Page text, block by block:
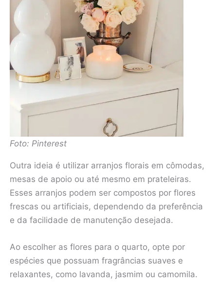
Foto: Pinterest
Outra ideia é utilizar arranjos florais em cômodas,
mesas de apoio ou até mesmo em prateleiras.
Esses arranjos podem ser compostos por flores
frescas ou artificiais, dependendo da preferência
e da facilidade de manutenção desejada.
Ao escolher as flores para o quarto, opte por
espécies que possuam fragrâncias suaves e
relaxantes, como lavanda, jasmim ou camomila.